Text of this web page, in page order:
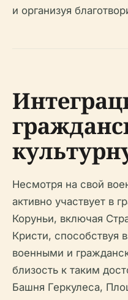
и организуя
Несмотря на свой
активно участвует в
Коруньи, включая
Кристи, способствуя
военными и
близость к таким
Башня Геркулеса,